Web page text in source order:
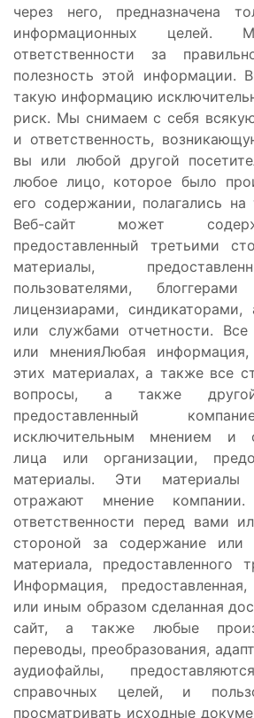
через него, предназначена
информационных
ответственности за
полезность этой информации.
такую ​​информацию
риск. Мы снимаем с себя
и ответственность,
вы или любой другой
любое лицо, которое было
его содержании, полагались на
Веб-сайт может
предоставленный третьими
материалы,
пользователями,
лицензиарами,
или службами отчетности.
или мненияЛюбая
этих материалах, а также все
вопросы, а также
предоставленный
исключительным мнением и
лица или организации,
материалы. Эти материалы
отражают мнение
ответственности перед вами
стороной за содержание или
материала, предоставленного
Информация, предоставленная,
или иным образом сделанная
сайт, а также любые
переводы, преобразования,
аудиофайлы,
справочных целей, и
просматривать исходные